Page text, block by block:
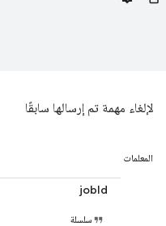
لإلغاء مهمة تم إرسالها سابقًا
المعلمات
jobId
سلسلة